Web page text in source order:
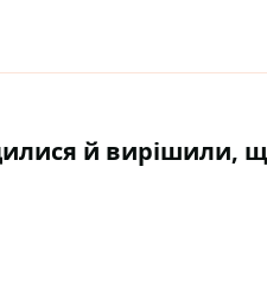
й вирішили,